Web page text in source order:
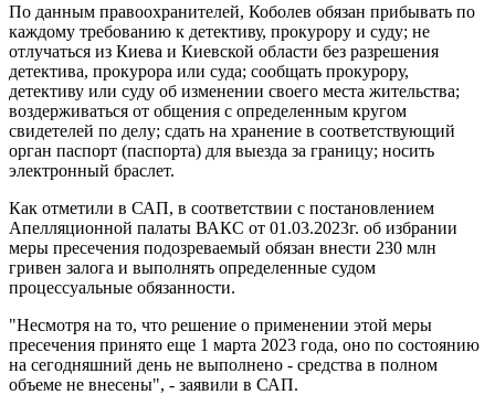
По данным правоохранителей, Коболев обязан прибывать по
каждому требованию к детективу, прокурору и суду; не
отлучаться из Киева и Киевской области без разрешения
детектива, прокурора или суда; сообщать прокурору,
детективу или суду об изменении своего места жительства;
воздерживаться от общения с определенным кругом
свидетелей по делу; сдать на хранение в соответствующий
орган паспорт (паспорта) для выезда за границу; носить
электронный браслет.
Как отметили в САП, в соответствии с постановлением
Апелляционной палаты ВАКС от 01.03.2023г. об избрании
меры пресечения подозреваемый обязан внести 230 млн
гривен залога и выполнять определенные судом
процессуальные обязанности.
"Несмотря на то, что решение о применении этой меры
пресечения принято еще 1 марта 2023 года, оно по состоянию
на сегодняшний день не выполнено - средства в полном
объеме не внесены", - заявили в САП.